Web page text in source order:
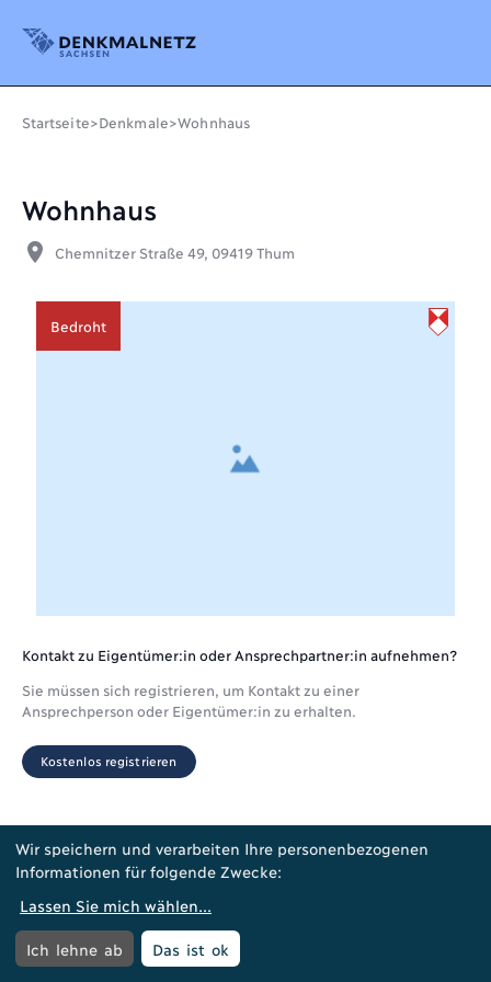
Denkmalnetz Sachsen
Startseite>Denkmale>Wohnhaus
Wohnhaus
place Chemnitzer Straße 49, 09419 Thum
Bedroht
Kontakt zu Eigentümer:in oder Ansprechpartner:in aufnehmen?
Sie müssen sich registrieren, um Kontakt zu einer
Ansprechperson oder Eigentümer:in zu erhalten.
Kostenlos registrieren
Wir speichern und verarbeiten Ihre personenbezogenen
Informationen für folgende Zwecke:
Lassen Sie mich wählen
Ich lehne ab Das ist ok